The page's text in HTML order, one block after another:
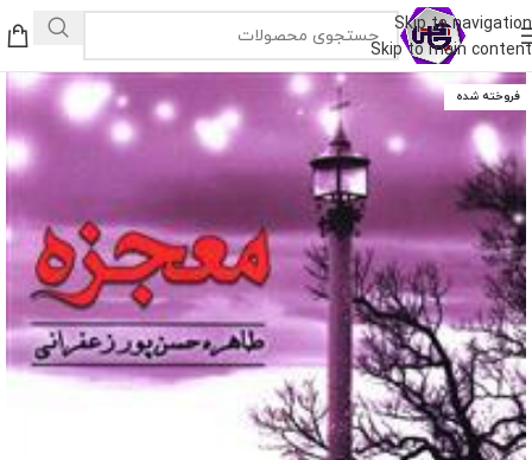
Skip to navigation
Skip to main content
فروخته شده